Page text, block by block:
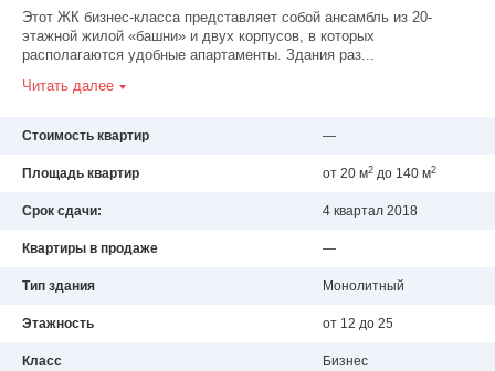
Этот ЖК бизнес-класса представляет собой ансамбль из 20-
этажной жилой «башни» и двух корпусов, в которых
располагаются удобные апартаменты. Здания раз...
Читать далее
Стоимость квартир —
Площадь квартир от 20 м2 до 140 м2
Срок сдачи: 4 квартал 2018
Квартиры в продаже —
Тип здания Монолитный
Этажность от 12 до 25
Класс Бизнес